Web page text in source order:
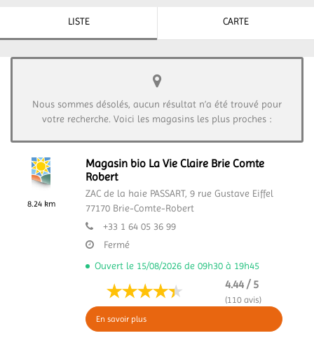
LISTE CARTE
Nous sommes désolés, aucun résultat n’a été trouvé pour
votre recherche. Voici les magasins les plus proches :
8.24 km
Magasin bio La Vie Claire Brie Comte
Robert
ZAC de la haie PASSART, 9 rue Gustave Eiffel
77170 Brie-Comte-Robert
+33 1 64 05 36 99
Fermé
Ouvert le 15/08/2026 de 09h30 à 19h45
4.44 / 5
(110 avis)
En savoir plus